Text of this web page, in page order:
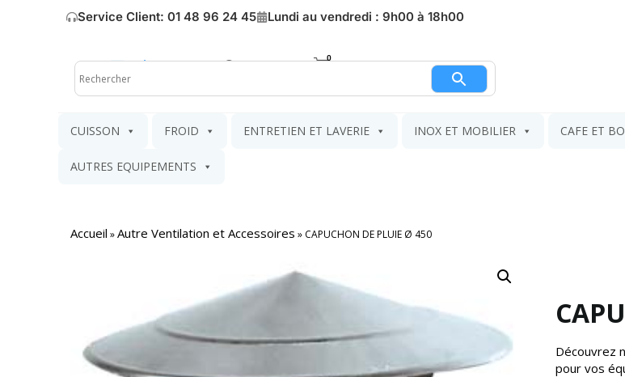
Service Client: 01 48 96 24 45 Lundi au vendredi : 9h00 à 18h00
Mon compte Mon panier
CUISSON FROID ENTRETIEN ET LAVERIE INOX ET MOBILIER CAFE ET
AUTRES EQUIPEMENTS
Accueil »Autre Ventilation et Accessoires » CAPUCHON DE PLUIE Ø 450
Découvrez
pour vos